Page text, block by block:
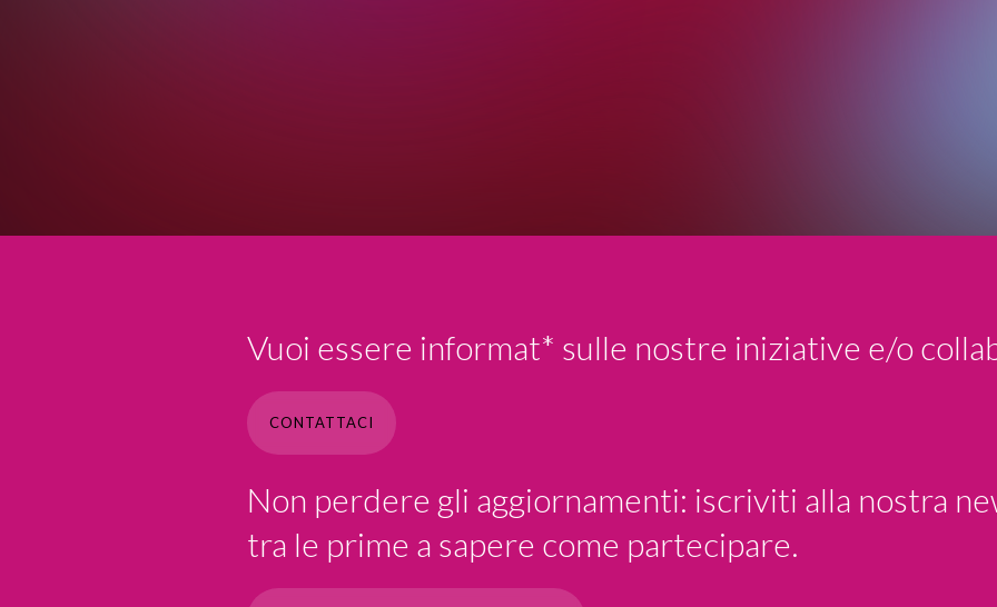
Vuoi essere informat* sulle nostre iniziative e/o
CONTATTACI
Non perdere gli aggiornamenti: iscriviti alla nostra
tra le prime a sapere come partecipare.